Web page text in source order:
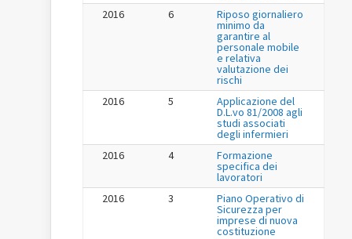
2016
6 Riposo giornaliero
minimo da
garantire al
personale mobile
e relativa
valutazione dei
rischi
2016
5 Applicazione del
D.L.vo 81/2008 agli
studi associati
degli infermieri
2016
4 Formazione
specifica dei
lavoratori
2016
3 Piano Operativo di
Sicurezza per
imprese di nuova
costituzione